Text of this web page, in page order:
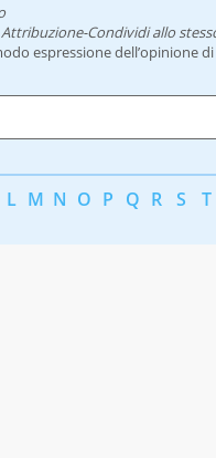
Condividi allo
espressione dell’opinione
L M N O P Q R S T